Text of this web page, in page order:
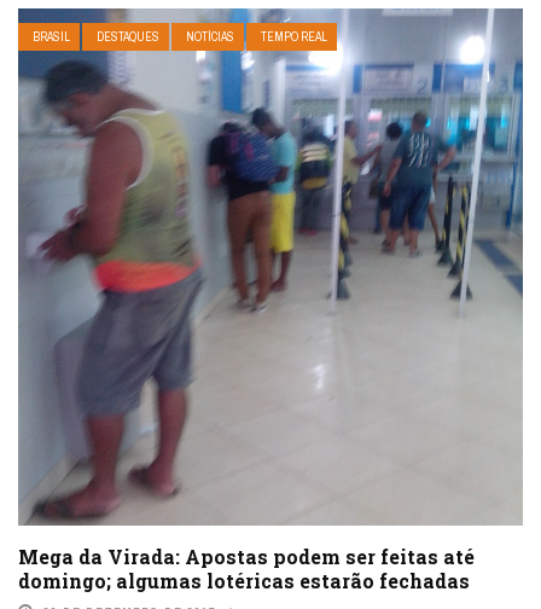
BRASIL DESTAQUES NOTÍCIAS TEMPO REAL
Mega da Virada: Apostas podem ser feitas até
domingo; algumas lotéricas estarão fechadas